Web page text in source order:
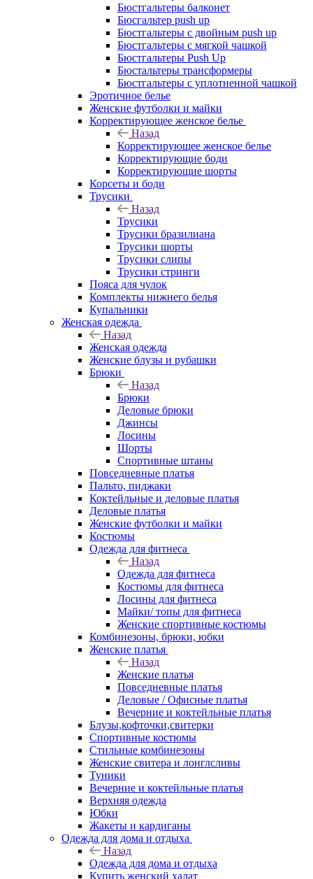
Бюстгальтеры балконет
Бюсгальтер push up
Бюстгальтеры с двойным push up
Бюстгальтеры с мягкой чашкой
Бюстгальтеры Push Up
Бюстальтеры трансформеры
Бюстгальтеры с уплотненной чашкой
Эротичное белье
Женские футболки и майки
Корректирующее женское белье
Назад
Корректирующее женское белье
Корректирующие боди
Корректирующие шорты
Корсеты и боди
Трусики
Назад
Трусики
Трусики бразилиана
Трусики шорты
Трусики слипы
Трусики стринги
Пояса для чулок
Комплекты нижнего белья
Купальники
Женская одежда
Назад
Женская одежда
Женские блузы и рубашки
Брюки
Назад
Брюки
Деловые брюки
Джинсы
Лосины
Шорты
Спортивные штаны
Повседневные платья
Пальто, пиджаки
Коктейльные и деловые платья
Деловые платья
Женские футболки и майки
Костюмы
Одежда для фитнеса
Назад
Одежда для фитнеса
Костюмы для фитнеса
Лосины для фитнеса
Майки/ топы для фитнеса
Женские спортивные костюмы
Комбинезоны, брюки, юбки
Женские платья
Назад
Женские платья
Повседневные платья
Деловые / Офисные платья
Вечерние и коктейльные платья
Блузы,кофточки,свитерки
Спортивные костюмы
Стильные комбинезоны
Женские свитера и лонглсливы
Туники
Вечерние и коктейльные платья
Верхняя одежда
Юбки
Жакеты и кардиганы
Одежда для дома и отдыха
Назад
Одежда для дома и отдыха
Купить женский халат